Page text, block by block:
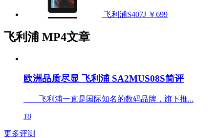
飞利浦S407J ￥699
飞利浦 MP4文章
欧洲品质尽显 飞利浦 SA2MUS08S简评
飞利浦一直是国际知名的数码品牌，旗下推...
10
更多评测